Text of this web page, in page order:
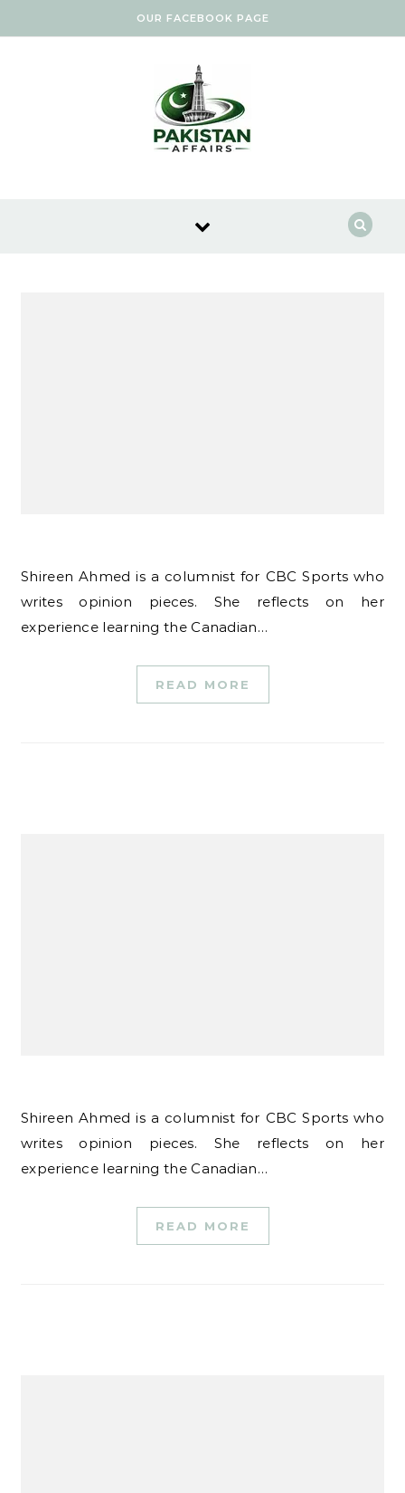
OUR FACEBOOK PAGE
Shireen Ahmed is a columnist for CBC Sports who
writes opinion pieces. She reflects on her
experience learning the Canadian…
READ MORE
Shireen Ahmed is a columnist for CBC Sports who
writes opinion pieces. She reflects on her
experience learning the Canadian…
READ MORE